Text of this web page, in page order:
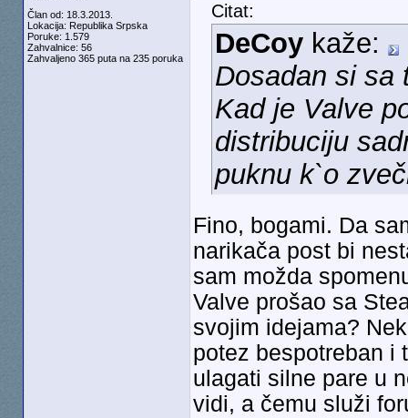
Član od: 18.3.2013.
Lokacija: Republika Srpska
Poruke: 1.579
Zahvalnice: 56
Zahvaljeno 365 puta na 235 poruka
Citat:
DeCoykaže:
Dosadan si sa
Kad je Valve
distribuciju
puknu k`o
Fino, bogami. Da
narikača post bi
sam možda
Valve prošao sa
svojim idejama?
potez bespotreban i
ulagati silne pare u
vidi, a čemu služi